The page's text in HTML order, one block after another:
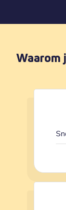
Waarom